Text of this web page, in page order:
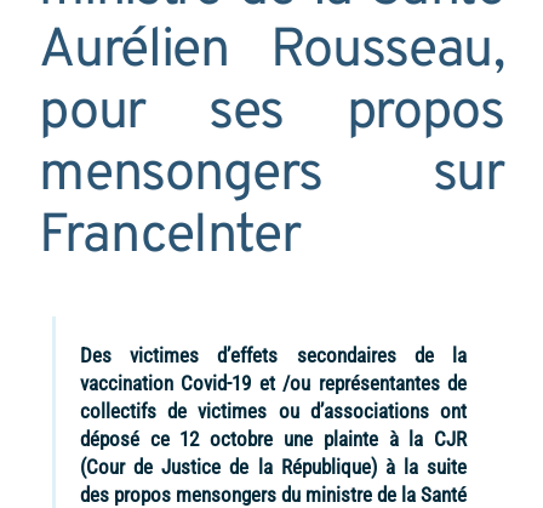
Aurélien Rousseau,
pour ses propos
mensongers sur
FranceInter
Des victimes d’effets secondaires de la
vaccination Covid-19 et /ou représentantes de
collectifs de victimes ou d’associations ont
déposé ce 12 octobre une plainte à la CJR
(Cour de Justice de la République) à la suite
des propos mensongers du ministre de la Santé